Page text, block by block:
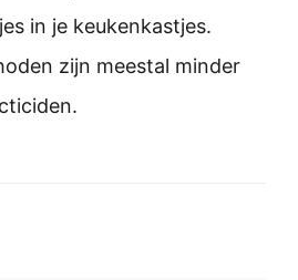
in je keukenkastjes.
zijn meestal minder